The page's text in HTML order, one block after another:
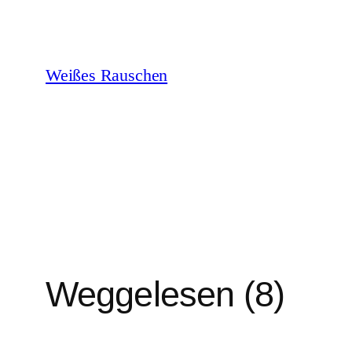
Weißes Rauschen
Weggelesen (8)